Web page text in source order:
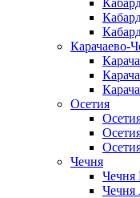
Карачаево-
Осетия
Чечня
Чечня
Чечня